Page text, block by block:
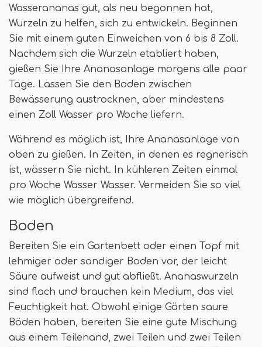
Wasserananas gut, als neu begonnen hat,
Wurzeln zu helfen, sich zu entwickeln. Beginnen
Sie mit einem guten Einweichen von 6 bis 8 Zoll.
Nachdem sich die Wurzeln etabliert haben,
gießen Sie Ihre Ananasanlage morgens alle paar
Tage. Lassen Sie den Boden zwischen
Bewässerung austrocknen, aber mindestens
einen Zoll Wasser pro Woche liefern.
Während es möglich ist, Ihre Ananasanlage von
oben zu gießen. In Zeiten, in denen es regnerisch
ist, wässern Sie nicht. In kühleren Zeiten einmal
pro Woche Wasser Wasser. Vermeiden Sie so viel
wie möglich übergreifend.
Boden
Bereiten Sie ein Gartenbett oder einen Topf mit
lehmiger oder sandiger Boden vor, der leicht
Säure aufweist und gut abfließt. Ananaswurzeln
sind flach und brauchen kein Medium, das viel
Feuchtigkeit hat. Obwohl einige Gärten saure
Böden haben, bereiten Sie eine gute Mischung
aus einem Teilenand, zwei Teilen und zwei Teilen